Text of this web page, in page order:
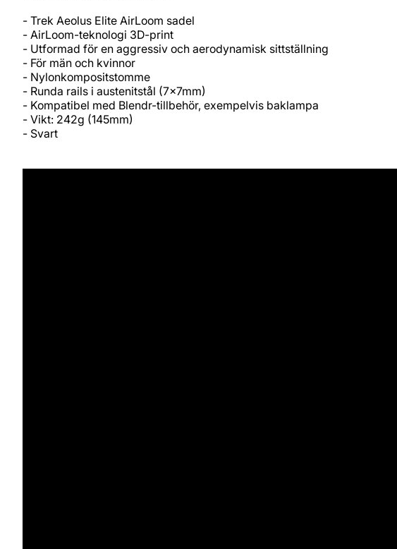
- Trek Aeolus Elite AirLoom sadel
- AirLoom-teknologi 3D-print
- Utformad för en aggressiv och aerodynamisk sittställning
- För män och kvinnor
- Nylonkompositstomme
- Runda rails i austenitstål (7x7mm)
- Kompatibel med Blendr-tillbehör, exempelvis baklampa
- Vikt: 242g (145mm)
- Svart